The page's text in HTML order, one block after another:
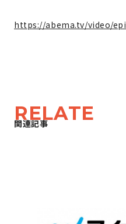
https://abema.tv/video/
RELATE
関連記事